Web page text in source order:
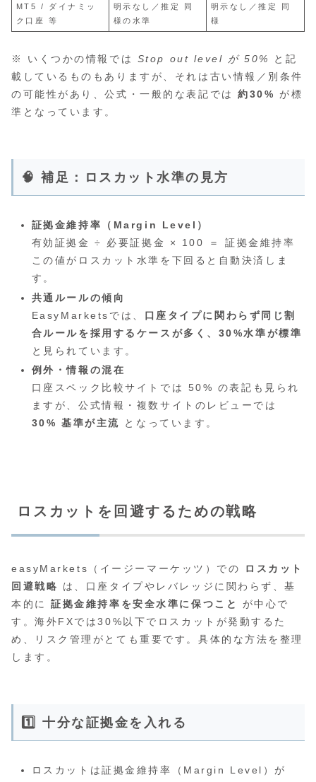
MT5 / ダイナミッ
ク口座 等
明示なし／推定 同
様の水準
明示なし／推定 同
様
※ いくつかの情報では Stop out level が 50%
と記
載しているものもありますが、それは古い情報／別条件
の可能性があり、公式・一般的な表記では約30%
が標
準となっています。
🧠 補足：ロスカット水準の見方
証拠金維持率（Margin Level）
有効証拠金 ÷ 必要証拠金 × 100 ＝ 証拠金維持率
この値がロスカット水準を下回ると自動決済しま
す。
共通ルールの傾向
EasyMarketsでは、 口座タイプに関わらず同じ割
合ルールを採用するケースが多く、30%水準が標準
と見られています。
例外・情報の混在
口座スペック比較サイトでは 50% の表記も見られ
ますが、公式情報・複数サイトのレビューでは
30% 基準が主流
となっています。
ロスカットを回避するための戦略
easyMarkets（イージーマーケッツ）での
ロスカット
回避戦略
は、口座タイプやレバレッジに関わらず、基
本的に証拠金維持率を安全水準に保つこと
が中心で
す。海外FXでは30%以下でロスカットが発動するた
め、リスク管理がとても重要です。具体的な方法を整理
します。
1️⃣ 十分な証拠金を入れる
ロスカットは証拠金維持率（Margin Level）が